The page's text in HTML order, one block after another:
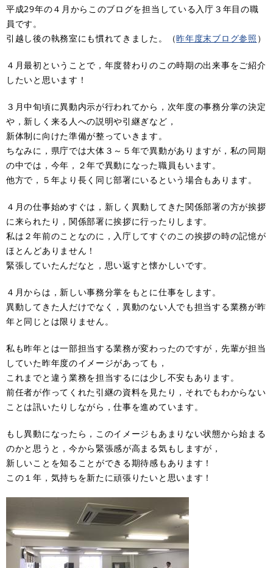
平成29年の４月からこのブログを担当している入庁３年目の職
員です。
引越し後の執務室にも慣れてきました。（昨年度末ブログ参照 ）
４月最初ということで，年度替わりのこの時期の出来事をご紹介
したいと思います！
３月中旬頃に異動内示が行われてから，次年度の事務分掌の決定
や，新しく来る人への説明や引継ぎなど，
新体制に向けた準備が整っていきます。
ちなみに，県庁では大体３～５年で異動がありますが，私の同期
の中では，今年，２年で異動になった職員もいます。
他方で，５年より長く同じ部署にいるという場合もあります。
４月の仕事始めすぐは，新しく異動してきた関係部署の方が挨拶
に来られたり，関係部署に挨拶に行ったりします。
私は２年前のことなのに，入庁してすぐのこの挨拶の時の記憶が
ほとんどありません！
緊張していたんだなと，思い返すと懐かしいです。
４月からは，新しい事務分掌をもとに仕事をします。
異動してきた人だけでなく，異動のない人でも担当する業務が昨
年と同じとは限りません。
私も昨年とは一部担当する業務が変わったのですが，先輩が担当
していた昨年度のイメージがあっても，
これまでと違う業務を担当するには少し不安もあります。
前任者が作ってくれた引継の資料を見たり，それでもわからない
ことは訊いたりしながら，仕事を進めています。
もし異動になったら，このイメージもあまりない状態から始まる
のかと思うと，今から緊張感が高まる気もしますが，
新しいことを知ることができる期待感もあります！
この１年，気持ちを新たに頑張りたいと思います！